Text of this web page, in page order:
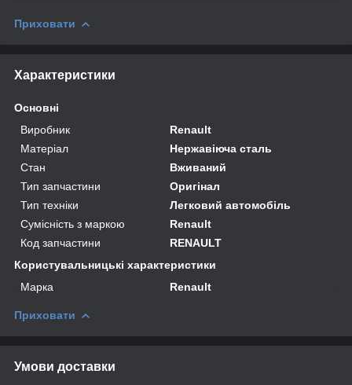
Приховати
Характеристики
Основні
Виробник
Renault
Матеріал
Нержавіюча сталь
Стан
Вживаний
Тип запчастини
Оригінал
Тип техніки
Легковий автомобіль
Сумісність з маркою
Renault
Код запчастини
RENAULT
Користувальницькі характеристики
Марка
Renault
Приховати
Умови доставки